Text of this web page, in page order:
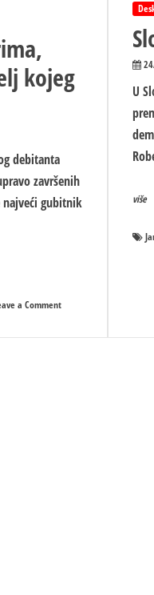
kojeg
debitanta
završenih
gubitnik
a Commenton
izgubio
U
više